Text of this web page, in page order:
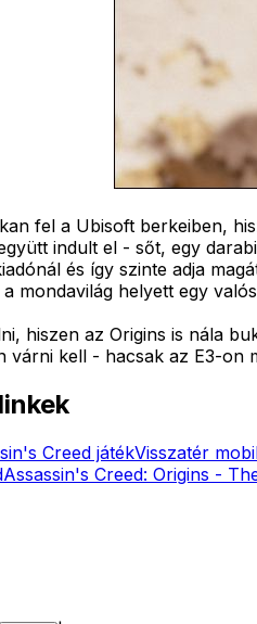
fel a Ubisoft berkeiben,
indult el - sőt, egy
és így szinte adja
mondavilág helyett egy
hiszen az Origins is nála
várni kell - hacsak az E3-on
Creed játékVisszatér
Assassin's Creed: Origins -